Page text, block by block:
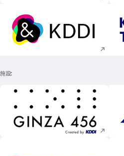
新規ウィンドウで開く
施設
新規ウィンドウで開く